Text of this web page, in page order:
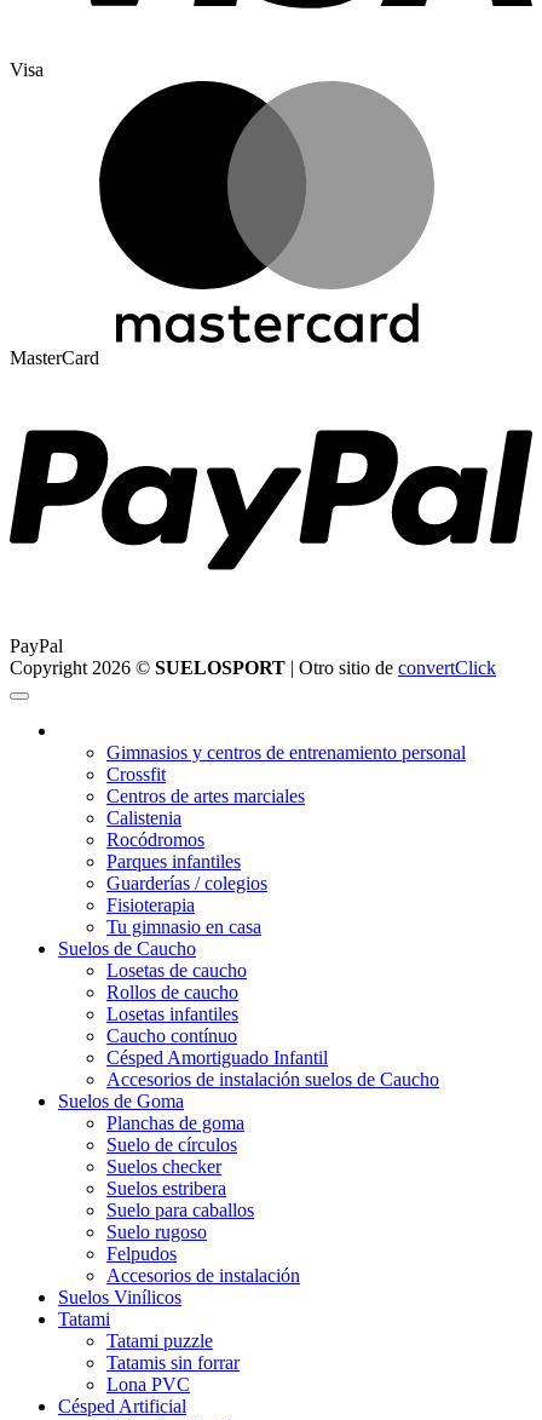
Visa
MasterCard
PayPal
Copyright 2026 © SUELOSPORT | Otro sitio de convertClick
Gimnasios y centros de entrenamiento personal
Crossfit
Centros de artes marciales
Calistenia
Rocódromos
Parques infantiles
Guarderías / colegios
Fisioterapia
Tu gimnasio en casa
Suelos de Caucho
Losetas de caucho
Rollos de caucho
Losetas infantiles
Caucho contínuo
Césped Amortiguado Infantil
Accesorios de instalación suelos de Caucho
Suelos de Goma
Planchas de goma
Suelo de círculos
Suelos checker
Suelos estribera
Suelo para caballos
Suelo rugoso
Felpudos
Accesorios de instalación
Suelos Vinílicos
Tatami
Tatami puzzle
Tatamis sin forrar
Lona PVC
Césped Artificial